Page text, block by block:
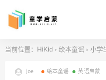
当前位置： HiKid > 绘本童谣 > 小学生
joe 绘本童谣 英语启蒙